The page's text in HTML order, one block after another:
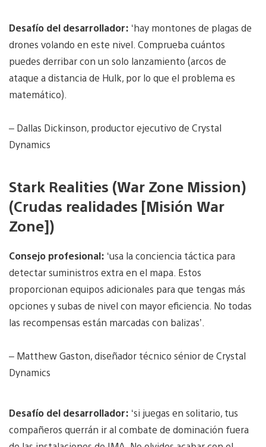
Desafío del desarrollador: ‘hay montones de plagas de
drones volando en este nivel. Comprueba cuántos
puedes derribar con un solo lanzamiento (arcos de
ataque a distancia de Hulk, por lo que el problema es
matemático).
– Dallas Dickinson, productor ejecutivo de Crystal
Dynamics
Stark Realities (War Zone Mission)
(Crudas realidades [Misión War
Zone])
Consejo profesional: ‘usa la conciencia táctica para
detectar suministros extra en el mapa. Estos
proporcionan equipos adicionales para que tengas más
opciones y subas de nivel con mayor eficiencia. No todas
las recompensas están marcadas con balizas’.
– Matthew Gaston, diseñador técnico sénior de Crystal
Dynamics
Desafío del desarrollador: ‘si juegas en solitario, tus
compañeros querrán ir al combate de dominación fuera